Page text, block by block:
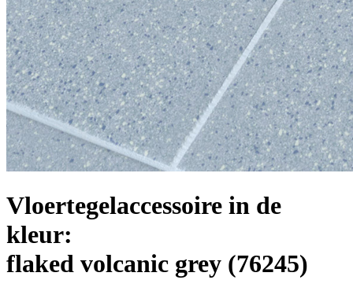
Vloertegelaccessoire in de
kleur:
flaked volcanic grey (76245)